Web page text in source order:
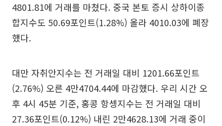
4801.81에 거래를 마쳤다. 중국 본토 증시 상하이종
합지수도 50.69포인트(1.28%) 올라 4010.03에 폐장
했다.
대만 자취안지수는 전 거래일 대비 1201.66포인트
(2.76%) 오른 4만4704.44에 마감했다. 우리 시간 오
후 4시 45분 기준, 홍콩 항셍지수는 전 거래일 대비
27.36포인트(0.12%) 내린 2만4628.13에 거래 중이